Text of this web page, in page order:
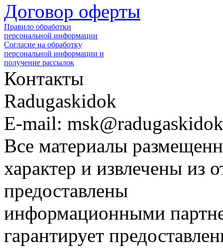
Договор оферты
Правило обработки
персональной информации
Согласие на обработку
персональной информации и
получение рассылок
Контакты
Radugaskidok
E-mail:
Все материалы
характер и извлечены из
предоставлены
информационными
гарантирует